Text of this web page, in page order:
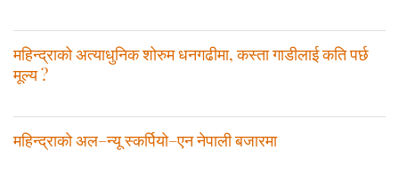
महिन्द्राको अत्याधुनिक शोरुम धनगढीमा, कस्ता गाडीलाई कति पर्छ
मूल्य ?
महिन्द्राको अल–न्यू स्कर्पियो–एन नेपाली बजारमा